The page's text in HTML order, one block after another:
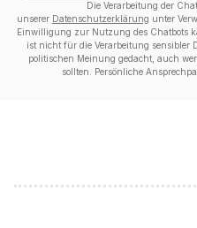
Die Verarbeitung der
unserer Datenschutzerklärung unter
Einwilligung zur Nutzung des Chatbots
ist nicht für die Verarbeitung sensibler
politischen Meinung gedacht, auch
sollten. Persönliche